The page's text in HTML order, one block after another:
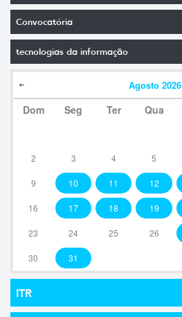
Convocatória
tecnologias da informação
Agosto 2026
Dom Seg Ter Qua
2 3 4 5
9 10 11 12
16 17 18 19
23 24 25 26
30 31
ITR